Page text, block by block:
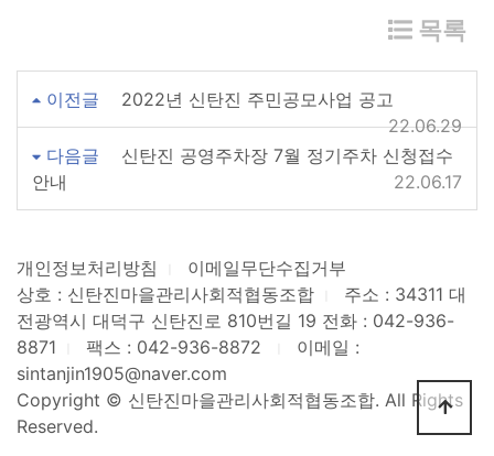
목록
이전글
2022년 신탄진 주민공모사업 공고
22.06.29
다음글
신탄진 공영주차장 7월 정기주차 신청접수
안내
22.06.17
개인정보처리방침
이메일무단수집거부
상호 : 신탄진마을관리사회적협동조합
주소 : 34311 대
전광역시 대덕구 신탄진로 810번길 19 전화 : 042-936-
8871
팩스 : 042-936-8872
이메일 :
sintanjin1905@naver.com
Copyright © 신탄진마을관리사회적협동조합. All Rights
Reserved.